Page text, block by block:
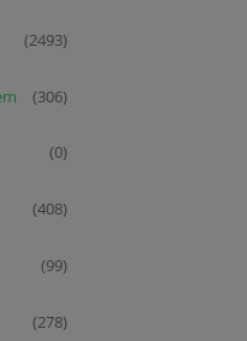
(2493)
(306)
(0)
(408)
(99)
(278)